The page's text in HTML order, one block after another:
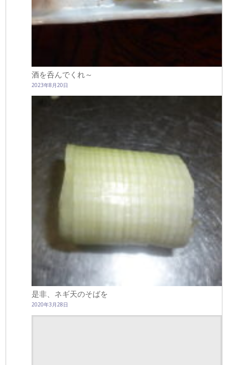
酒を呑んでくれ～
2023年8月20日
是非、ネギ天のそばを
2020年3月28日